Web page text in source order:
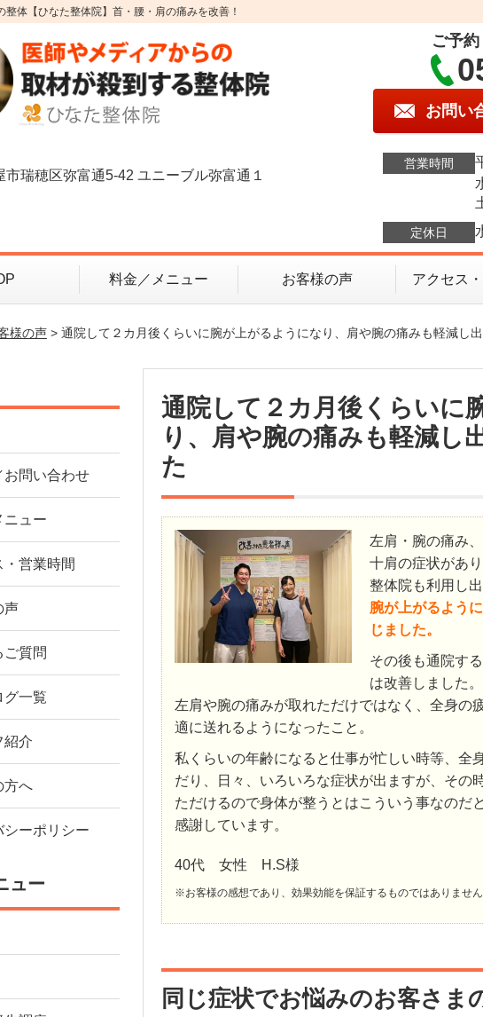
整体【ひなた整体院】首・腰・肩の痛みを改善！
市瑞穂区弥富通5-42 ユニーブル弥富通１
ご予
お問い
営業時間
定休日
料金／メニュー お客様の声 アクセス
様の声> 通院して２カ月後くらいに腕が上がるようになり、肩や腕の痛みも軽減し
通院して２カ月後くらいに
り、肩や腕の痛みも軽減し
た
左肩・腕の痛み
十肩の症状があり
整体院も利用し出
腕が上がるよう
じました。
その後も通院す
は改善しました。
左肩や腕の痛みが取れただけではなく、全身の
適に送れるようになったこと。
私くらいの年齢になると仕事が忙しい時等、全
だり、日々、いろいろな症状が出ますが、その
ただけるので身体が整うとはこういう事なのだ
感謝しています。
40代 女性 H.S様
※お客様の感想であり、効果効能を保証するものではありません
同じ症状でお悩みのお客さま
お問い合わせ
ニュー
・営業時間
声
ご質問
グ一覧
紹介
方へ
シーポリシー
ュー